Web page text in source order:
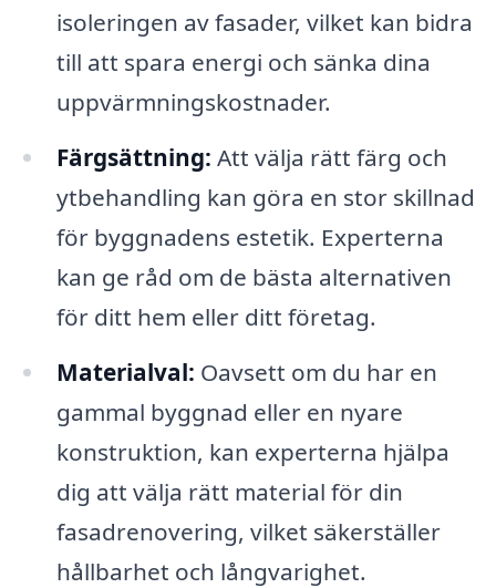
isoleringen av fasader, vilket kan bidra
till att spara energi och sänka dina
uppvärmningskostnader.
Färgsättning: Att välja rätt färg och
ytbehandling kan göra en stor skillnad
för byggnadens estetik. Experterna
kan ge råd om de bästa alternativen
för ditt hem eller ditt företag.
Materialval: Oavsett om du har en
gammal byggnad eller en nyare
konstruktion, kan experterna hjälpa
dig att välja rätt material för din
fasadrenovering, vilket säkerställer
hållbarhet och långvarighet.